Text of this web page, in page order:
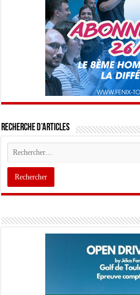
Recherche d’articles